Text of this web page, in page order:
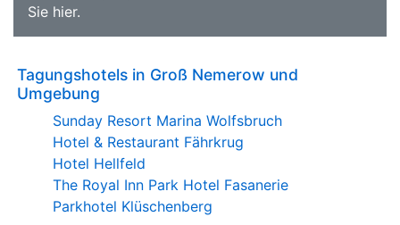
Sie hier.
Tagungshotels in Groß Nemerow und
Umgebung
Sunday Resort Marina Wolfsbruch
Hotel & Restaurant Fährkrug
Hotel Hellfeld
The Royal Inn Park Hotel Fasanerie
Parkhotel Klüschenberg